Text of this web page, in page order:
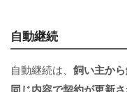
自動継続
自動継続は、 飼い主か